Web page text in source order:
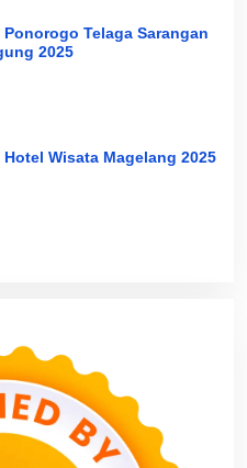
Telaga Sarangan
2025
Wisata Magelang 2025